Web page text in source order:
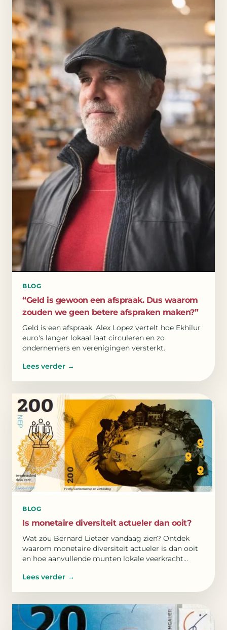
BLOG
“Geld is gewoon een afspraak. Dus waarom
zouden we geen betere afspraken maken?”
Geld is een afspraak. Alex Lopez vertelt hoe Ekhilur
euro's langer lokaal laat circuleren en zo
ondernemers en verenigingen versterkt.
Lees verder →
BLOG
Is monetaire diversiteit actueler dan ooit?
Wat zou Bernard Lietaer vandaag zien? Ontdek
waarom monetaire diversiteit actueler is dan ooit
en hoe aanvullende munten lokale veerkracht
Lees verder →